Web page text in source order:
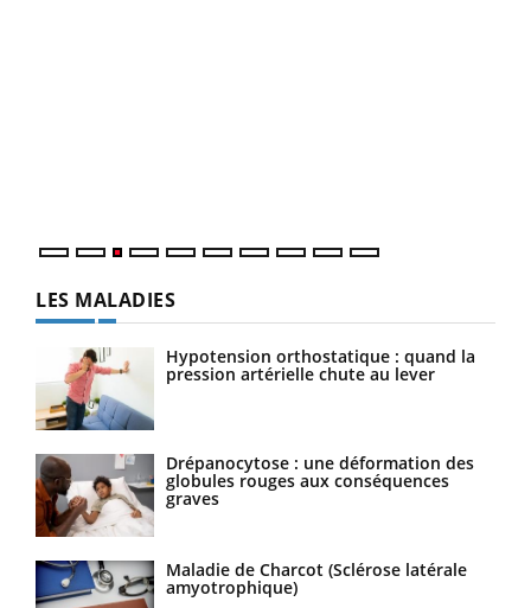
LES MALADIES
Hypotension orthostatique : quand la
pression artérielle chute au lever
Drépanocytose : une déformation des
globules rouges aux conséquences
graves
Maladie de Charcot (Sclérose latérale
amyotrophique)